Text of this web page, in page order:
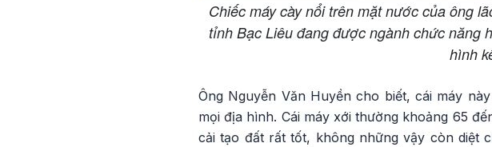
Chiếc máy cày nổi trên mặt nước của ông
tỉnh Bạc Liêu đang được ngành chức năng
hình
Ông Nguyễn Văn Huyền cho biết, cái máy
mọi địa hình. Cái máy xới thường khoảng 65
cải tạo đất rất tốt, không những vậy còn diệt